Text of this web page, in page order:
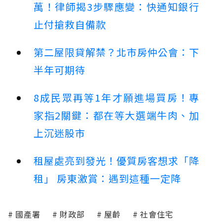
萬！律師揭3步驟應變：快通知銀行
止付搶救自備款
第二屋限貸解禁？北市房仲公會：下
半年可期待
8成民眾再等1年才願進場買房！專
家指2關鍵：都在等大選端牛肉、加
上沉迷股市
租屋處亮到發光！優質房客想求「降
租」 房東激賞：遇到這種一定降
國產署 財政部 屋齡 社會住宅